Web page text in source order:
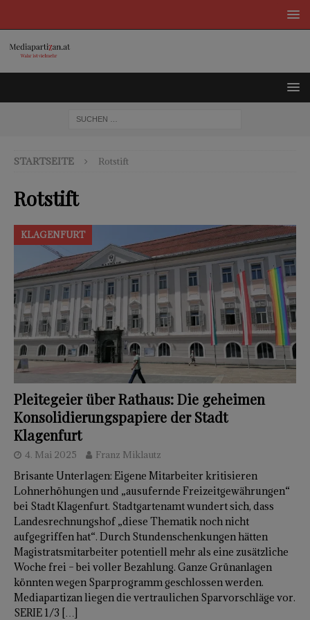
STARTSEITE Rotstift
Rotstift
KLAGENFURT
Pleitegeier über Rathaus: Die geheimen
Konsolidierungspapiere der Stadt
Klagenfurt
4. Mai 2025 Franz Miklautz
Brisante Unterlagen: Eigene Mitarbeiter kritisieren
Lohnerhöhungen und „ausufernde Freizeitgewährungen“
bei Stadt Klagenfurt. Stadtgartenamt wundert sich, dass
Landesrechnungshof „diese Thematik noch nicht
aufgegriffen hat“. Durch Stundenschenkungen hätten
Magistratsmitarbeiter potentiell mehr als eine zusätzliche
Woche frei – bei voller Bezahlung. Ganze Grünanlagen
könnten wegen Sparprogramm geschlossen werden.
Mediapartizan liegen die vertraulichen Sparvorschläge vor.
SERIE 1/3 […]